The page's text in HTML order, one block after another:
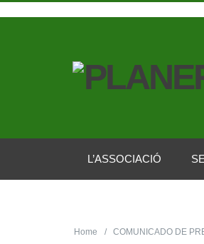
L’ASSOCIACIÓ
Home COMUNICADO DE